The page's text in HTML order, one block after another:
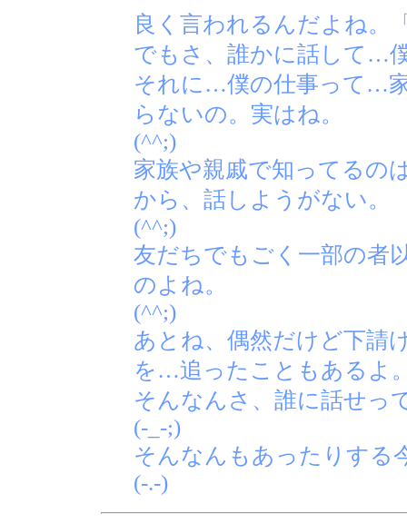
良く言われるんだよね。
でもさ、誰かに話して…
それに…僕の仕事って…
らないの。実はね。
(^^;)
家族や親戚で知ってるの
から、話しようがない。
(^^;)
友だちでもごく一部の者
のよね。
(^^;)
あとね、偶然だけど下請
を…追ったこともあるよ
そんなんさ、誰に話せっ
(-_-;)
そんなんもあったりする
(-.-)